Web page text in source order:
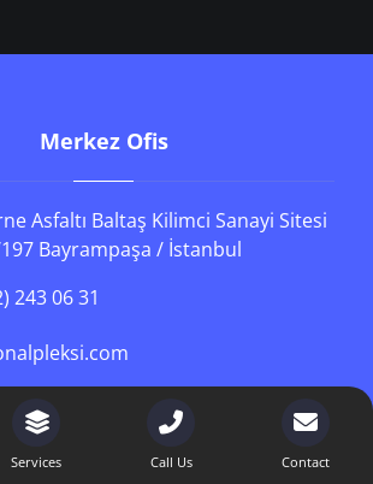
Merkez Ofis
Asfaltı Baltaş Kilimci Sanayi Sitesi
Bayrampaşa / İstanbul
243 06 31
Services Call Us Contact